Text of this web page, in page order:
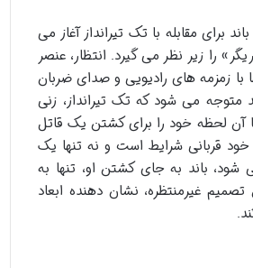
برای مقابله با تک تیرانداز آغاز می
را زیر نظر می گیرد. انتظار، عنصر
زمزمه های رادیویی و صدای ضربان
می شود که تک تیرانداز، زنی
آن لحظه خود را برای کشتن یک قاتل
خود قربانی شرایط است و نه تنها یک
باند به جای کشتن او، تنها به
غیرمنتظره، نشان دهنده ابعاد